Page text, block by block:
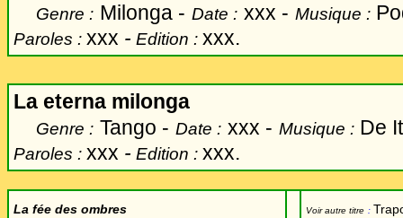
Genre : Milonga - Date : xxx - Musique :
Paroles : xxx - Edition : xxx.
La eterna milonga
Genre : Tango - Date : xxx - Musique : De
Paroles : xxx - Edition : xxx.
La fée des ombres Voir autre titre :